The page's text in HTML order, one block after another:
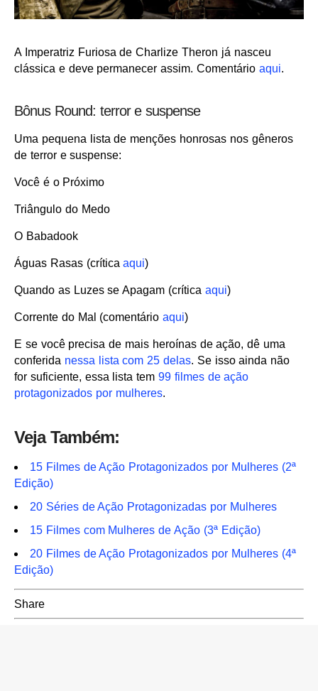
A Imperatriz Furiosa de Charlize Theron já nasceu
clássica e deve permanecer assim. Comentário aqui.
Bônus Round: terror e suspense
Uma pequena lista de menções honrosas nos gêneros
de terror e suspense:
Você é o Próximo
Triângulo do Medo
O Babadook
Águas Rasas (críticaaqui)
Quando as Luzes se Apagam (crítica aqui)
Corrente do Mal (comentárioaqui)
E se você precisa de mais heroínas de ação, dê uma
conferida nessa lista com 25 delas. Se isso ainda não
for suficiente, essa lista tem99 filmes de ação
protagonizados por mulheres.
Veja Também:
15 Filmes de Ação Protagonizados por Mulheres (2ª
Edição)
20 Séries de Ação Protagonizadas por Mulheres
15 Filmes com Mulheres de Ação (3ª Edição)
20 Filmes de Ação Protagonizados por Mulheres (4ª
Edição)
Share